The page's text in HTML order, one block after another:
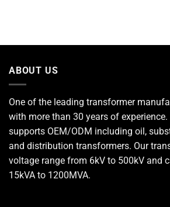
ABOUT US
One of the leading transformer
with more than 30 years of
supports OEM/ODM including oil,
and distribution transformers. Our
voltage range from 6kV to 500kV and
15kVA to 1200MVA.